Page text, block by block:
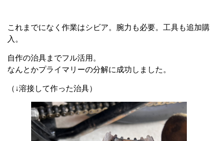
これまでになく作業はシビア。腕力も必要。工具も追加購
入。
自作の治具までフル活用。
なんとかプライマリーの分解に成功しました。
（↓溶接して作った治具）